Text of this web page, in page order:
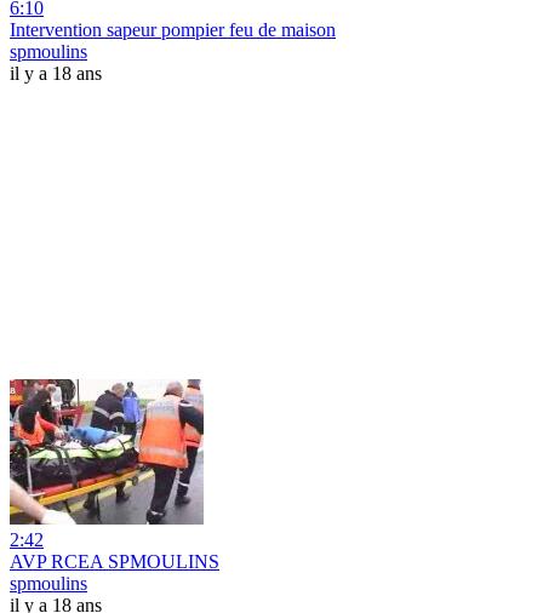
6:10
Intervention sapeur pompier feu de maison
spmoulins
il y a 18 ans
2:42
AVP RCEA SPMOULINS
spmoulins
il y a 18 ans